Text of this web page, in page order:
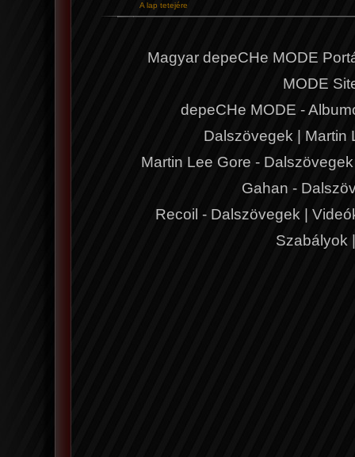
A lap tetejére
Magyar depeCHe MODE
MODE
depeCHe MODE -
Dalszövegek
Martin
Martin Lee Gore - Dalszövegek
Gahan -
Recoil - Dalszövegek
Szabályok